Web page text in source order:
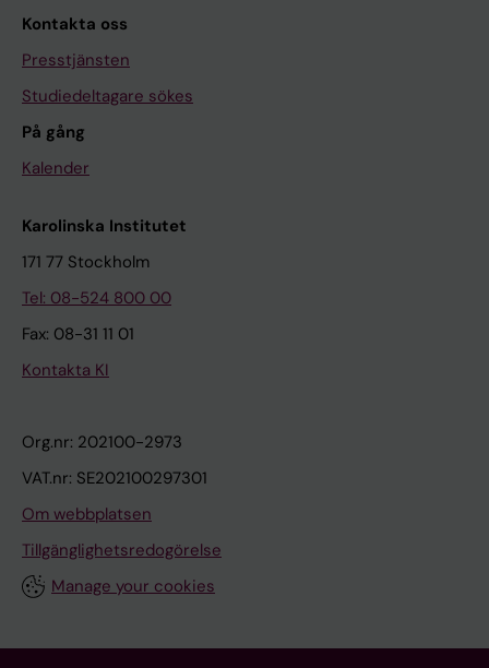
Kontakta oss
Presstjänsten
Studiedeltagare sökes
På gång
Kalender
Karolinska Institutet
171 77 Stockholm
Tel: 08-524 800 00
Fax: 08-31 11 01
Kontakta KI
Org.nr: 202100-2973
VAT.nr: SE202100297301
Om webbplatsen
Tillgänglighetsredogörelse
Manage your cookies